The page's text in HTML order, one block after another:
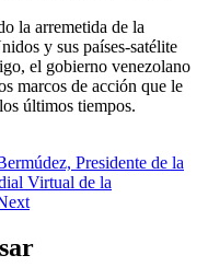
la arremetida de la
y sus países-satélite
el gobierno venezolano
marcos de acción que le
últimos tiempos.
Presidente de la
Virtual de la